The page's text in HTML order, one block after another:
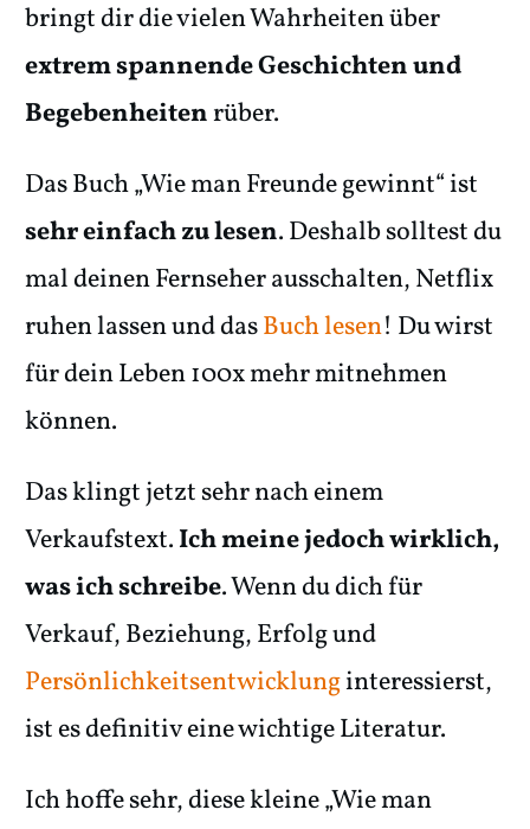
bringt dir die vielen Wahrheiten über
extrem spannende Geschichten und
Begebenheitenrüber.
Das Buch „Wie man Freunde gewinnt“ ist
sehr einfach zu lesen. Deshalb solltest du
mal deinen Fernseher ausschalten, Netflix
ruhen lassen und dasBuch lesen! Du wirst
für dein Leben 100x mehr mitnehmen
können.
Das klingt jetzt sehr nach einem
Verkaufstext.Ich meine jedoch wirklich,
was ich schreibe. Wenn du dich für
Verkauf, Beziehung, Erfolg und
Persönlichkeitsentwicklunginteressierst,
ist es definitiv eine wichtige Literatur.
Ich hoffe sehr, diese kleine „Wie man